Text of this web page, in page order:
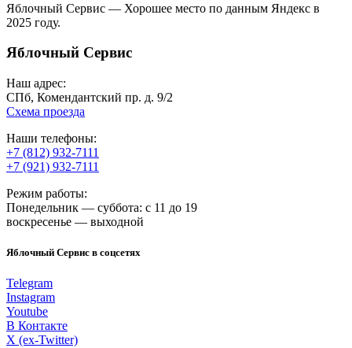
Яблочный Сервис — Хорошее место по данным Яндекс в
2025 году.
Яблочный Сервис
Наш адрес:
СПб, Комендантский пр. д. 9/2
Схема проезда
Наши телефоны:
+7 (812) 932-7111
+7 (921) 932-7111
Режим работы:
Понедельник — суббота: с 11 до 19
воскресенье — выходной
Яблочный Сервис в соцсетях
Telegram
Instagram
Youtube
В Контакте
X (ex-Twitter)